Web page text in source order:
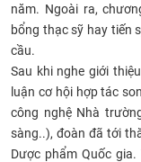
năm. Ngoài ra,
bổng thạc sỹ hay tiến
cầu.
Sau khi nghe giới
luận cơ hội hợp tác
công nghệ Nhà
sàng..), đoàn đã tới
Dược phẩm Quốc